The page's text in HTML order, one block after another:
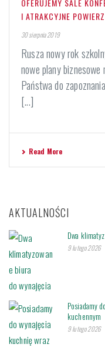
OFERUJEMY SALE
I ATRAKCYJNE
30 sierpnia 2019
Rusza nowy rok
nowe plany
Państwa do
[...]
Read More
AKTUALNOŚCI
Dwa
9 lutego 2026
Posiadamy
kuchennym
9 lutego 2026